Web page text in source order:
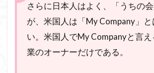
さらに日本人はよく、「うちの
が、米国人は「My Company」
い。米国人でMy Companyと言
業のオーナーだけである。